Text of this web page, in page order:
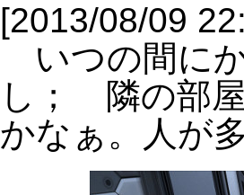
[2013/08/09
いつの間に
し； 隣の部
かなぁ。人が